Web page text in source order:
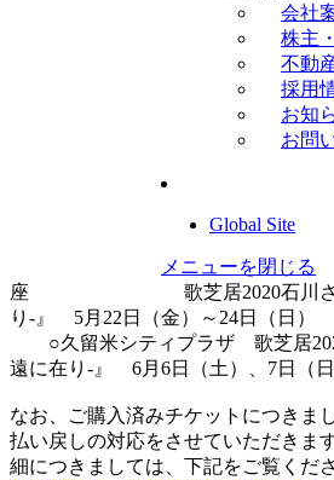
会社
株主
不動
採用
お知
お問
Global Site
メニューを閉じる
座 歌芝居2020石川さゆり
り-』 5月22日（金）～24日（日）
○久留米シティプラザ 歌芝居
遠に在り-』 6月6日（土）、7日（日
なお、ご購入済みチケットにつきま
払い戻しの対応をさせていただきま
細につきましては、下記をご覧くださ